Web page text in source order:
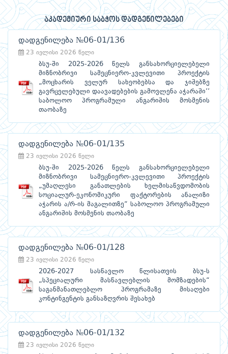
აკადემიური საბჭოს დადგენილებები
დადგენილება №06-01/136
23 ივლისი 2026 წელი
ბსუ-ში 2025-2026 წელს განსახორციელებელი
მიზნობრივი სამეცნიერო-კვლევითი პროექტის
„მოცხარის ველურ სახეობებსა და ჯიშებზე
გავრცელებული დაავადებების გამოვლენა აჭარაში’’
საბოლოო პროგრამული ანგარიშის მოსმენის
თაობაზე
დადგენილება №06-01/135
23 ივლისი 2026 წელი
ბსუ-ში 2025-2026 წელს განსახორციელებელი
მიზნობრივი სამეცნიერო-კვლევითი პროექტის
„უმაღლესი განათლების ხელმისაწვდომობის
სოციალურ-ეკონომიკური ფაქტორების ანალიზი
აჭარის ა/რ-ის მაგალითზე“ საბოლოო პროგრამული
ანგარიშის მოსმენის თაობაზე
დადგენილება №06-01/128
23 ივლისი 2026 წელი
2026-2027 სასწავლო წლისათვის ბსუ-ს
„სპეციალური მასწავლებლის მომზადების“
საგანმანათლებლო პროგრამაზე მისაღები
კონტინგენტის განსაზღვრის შესახებ
დადგენილება №06-01/132
23 ივლისი 2026 წელი